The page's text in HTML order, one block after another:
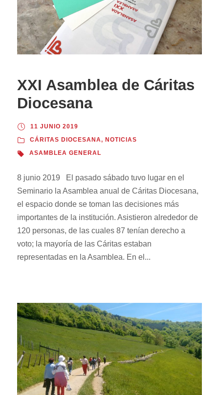
XXI Asamblea de Cáritas
Diocesana
11 JUNIO 2019
CÁRITAS DIOCESANA, NOTICIAS
ASAMBLEA GENERAL
8 junio 2019 El pasado sábado tuvo lugar en el
Seminario la Asamblea anual de Cáritas Diocesana,
el espacio donde se toman las decisiones más
importantes de la institución. Asistieron alrededor de
120 personas, de las cuales 87 tenían derecho a
voto; la mayoría de las Cáritas estaban
representadas en la Asamblea. En el...